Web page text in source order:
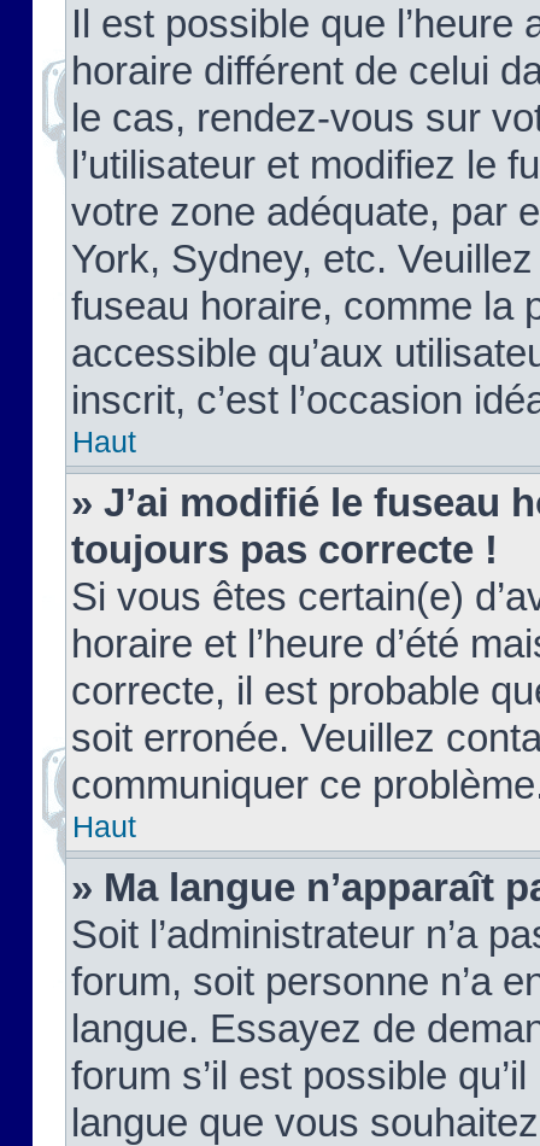
Il est possible que
horaire différent de celui
le cas, rendez-vous sur
l’utilisateur et modifiez le
votre zone adéquate, par
York, Sydney, etc.
fuseau horaire, comme la
accessible qu’aux
inscrit, c’est l’occasion
Haut
» J’ai modifié le fuseau
toujours pas correcte !
Si vous êtes certain(e)
horaire et l’heure d’été
correcte, il est probable
soit erronée. Veuillez
communiquer ce
Haut
» Ma langue n’apparaît
Soit l’administrateur n’a
forum, soit personne n’a
langue. Essayez de
forum s’il est possible
langue que vous